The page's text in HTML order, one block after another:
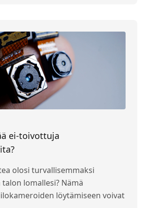
ei-toivottuja
olosi turvallisemmaksi
lomallesi? Nämä
löytämiseen voivat